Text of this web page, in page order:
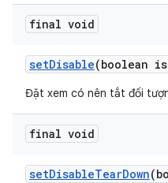
final void
setDisable(boolean is
Đặt xem có nên tắt đối
final void
setDisableTearDown